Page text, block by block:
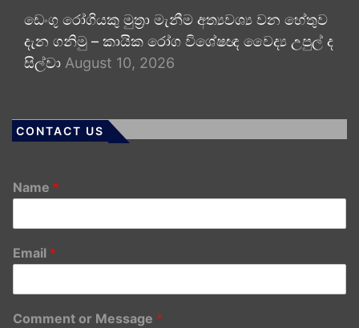
ඩෙංගු රෝගියකු ⁣මුත්‍රා මැනීම අත්‍යවශ්‍ය වන හේතුව
දැන ගනිමු – කායික රෝග විශේෂඥ වෛද්‍ය උපුල් ද
සිල්වා August 10, 2026
CONTACT US
Name *
Email *
Comment or Message *